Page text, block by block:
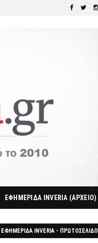
ΕΦΗΜΕΡΙΔΑ INVERIA (ΑΡΧΕΙΟ)
INVERIA - ΠΡΩΤΟΣΕΛΙΔΟ